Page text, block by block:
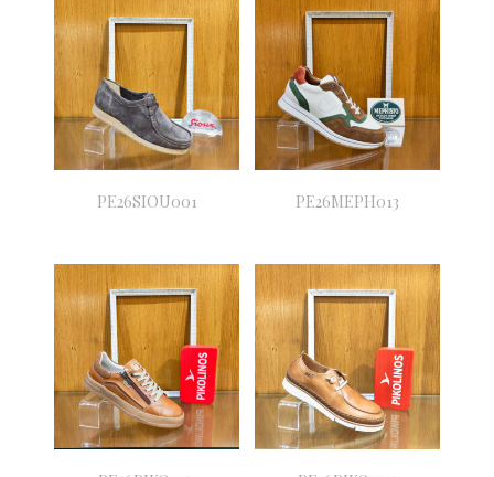
PE26SIOU001 PE26MEPH013